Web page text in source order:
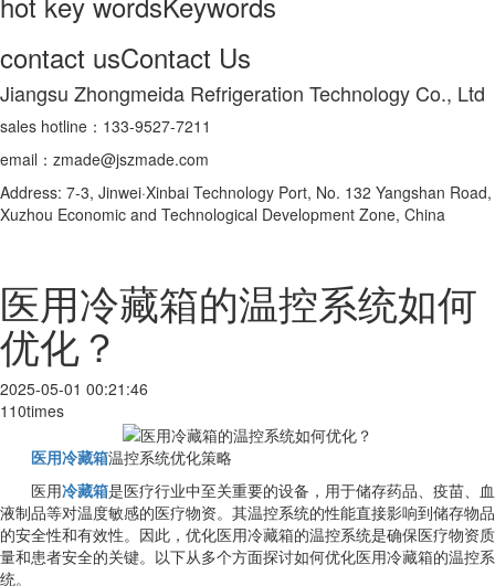
contact usContact Us
Jiangsu Zhongmeida Refrigeration Technology Co., Ltd
sales hotline：133-9527-7211
email：zmade@jszmade.com
Address: 7-3, Jinwei·Xinbai Technology Port, No. 132 Yangshan Road,
Xuzhou Economic and Technological Development Zone, China
医用冷藏箱的温控系统如何
优化？
2025-05-01 00:21:46
110times
医用冷藏箱温控系统优化策略
医用冷藏箱是医疗行业中至关重要的设备，用于储存药品、疫苗、血
液制品等对温度敏感的医疗物资。其温控系统的性能直接影响到储存物品
的安全性和有效性。因此，优化医用冷藏箱的温控系统是确保医疗物资质
量和患者安全的关键。以下从多个方面探讨如何优化医用冷藏箱的温控系
统。